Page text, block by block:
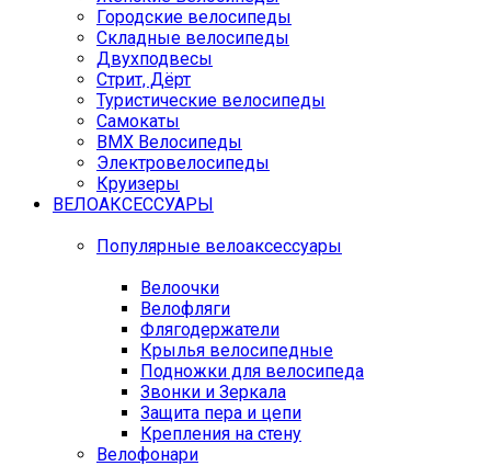
Городcкие велосипеды
Складные велосипеды
Двухподвесы
Стрит, Дёрт
Туристические велосипеды
Самокаты
BMX Велосипеды
Электровелосипеды
Круизеры
ВЕЛОАКСЕССУАРЫ
Популярные велоаксессуары
Велоочки
Велофляги
Флягодержатели
Крылья велосипедные
Подножки для велосипеда
Звонки и Зеркала
Защита пера и цепи
Крепления на стену
Велофонари